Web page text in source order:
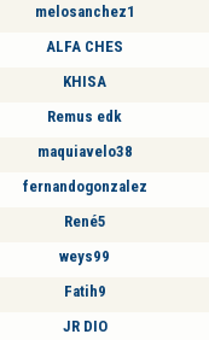
melosanchez1
ALFA CHES
KHISA
Remus edk
maquiavelo38
fernandogonzalez
René5
weys99
Fatih9
JR DIO